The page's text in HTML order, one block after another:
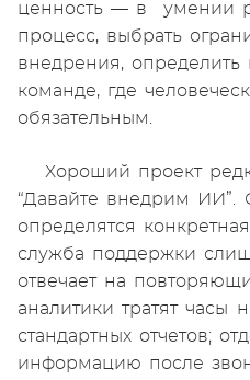
ценность — в умении
процесс, выбрать
внедрения,
команде, где
обязательным.
Хороший проект
“Давайте внедрим ИИ”.
определятся
служба поддержки
отвечает на
аналитики тратят часы
стандартных отчетов;
информацию после